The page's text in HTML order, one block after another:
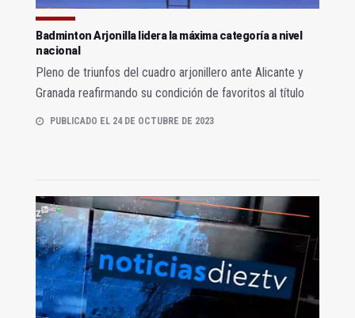
Badminton Arjonilla lidera la máxima categoría a nivel
nacional
Pleno de triunfos del cuadro arjonillero ante Alicante y
Granada reafirmando su condición de favoritos al título
PUBLICADO EL 24 DE OCTUBRE DE 2023